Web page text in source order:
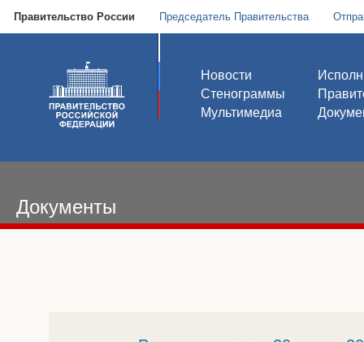
Правительство России Председатель Правительства
Новости
Стенограммы
Мультимедиа
Документы